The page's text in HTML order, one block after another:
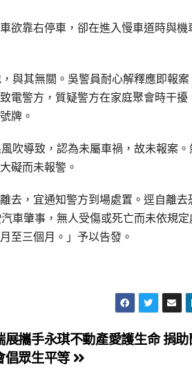
欲靠右停車，卻在進入慢車道時與機
與其無關。吳警員耐心解釋應即報案
電警方，質疑警方在家庭聚會時干擾
牌。
吹導致，認為未屬車禍，故未報案
礙而未報警。
去，宜通知警方到場處置。逕自離去
車肇事，無人受傷或死亡而未依規定
至三個月。」予以告發。
展攜手永琪不動產愛護生命 捐
倡眾生平等